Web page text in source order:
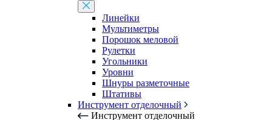
Линейки
Мультиметры
Порошок меловой
Рулетки
Угольники
Уровни
Шнуры разметочные
Штативы
Инструмент отделочный
Инструмент отделочный